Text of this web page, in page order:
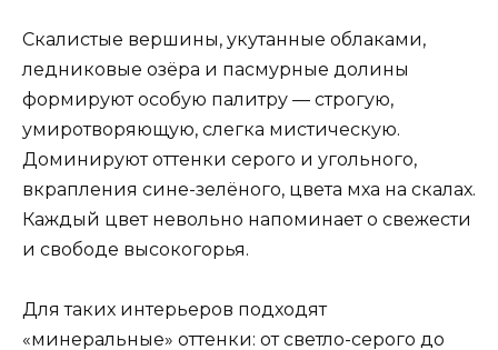
Скалистые вершины, укутанные облаками,
ледниковые озёра и пасмурные долины
формируют особую палитру — строгую,
умиротворяющую, слегка мистическую.
Доминируют оттенки серого и угольного,
вкрапления сине-зелёного, цвета мха на скалах.
Каждый цвет невольно напоминает о свежести
и свободе высокогорья.
Для таких интерьеров подходят
«минеральные» оттенки: от светло-серого до